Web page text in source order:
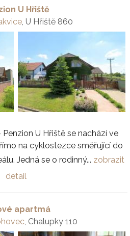
U Hřiště
, U Hřiště 860
U Hřiště se nachází ve
na cyklostezce směřující do
Jedná se o rodinný... zobrazit
detail
apartmá
, Chalupky 110